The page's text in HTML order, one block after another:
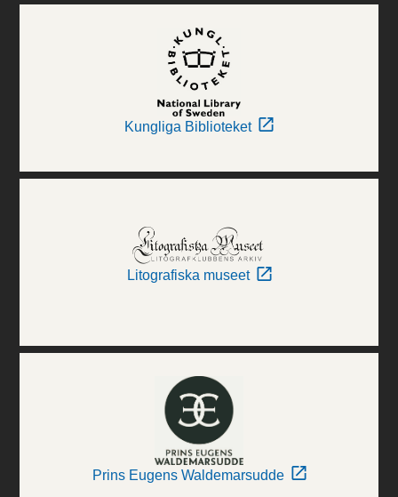
Kungliga Biblioteket
Litografiska museet
Prins Eugens Waldemarsudde